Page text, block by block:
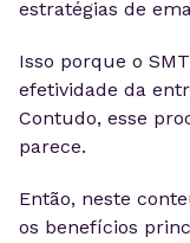
estratégias de
Isso porque o
efetividade da
Contudo, esse
parece.
Então, neste
os benefícios